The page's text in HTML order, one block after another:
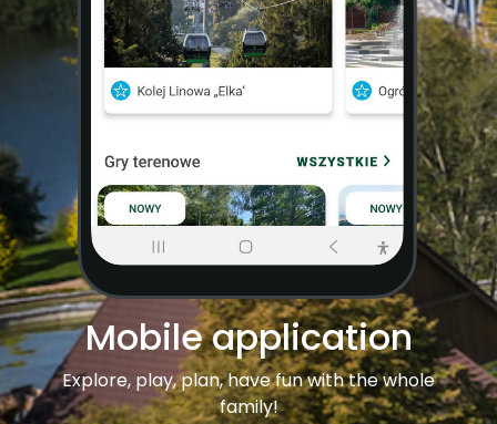
Mobile application
Explore, play, plan, have fun with the whole
family!